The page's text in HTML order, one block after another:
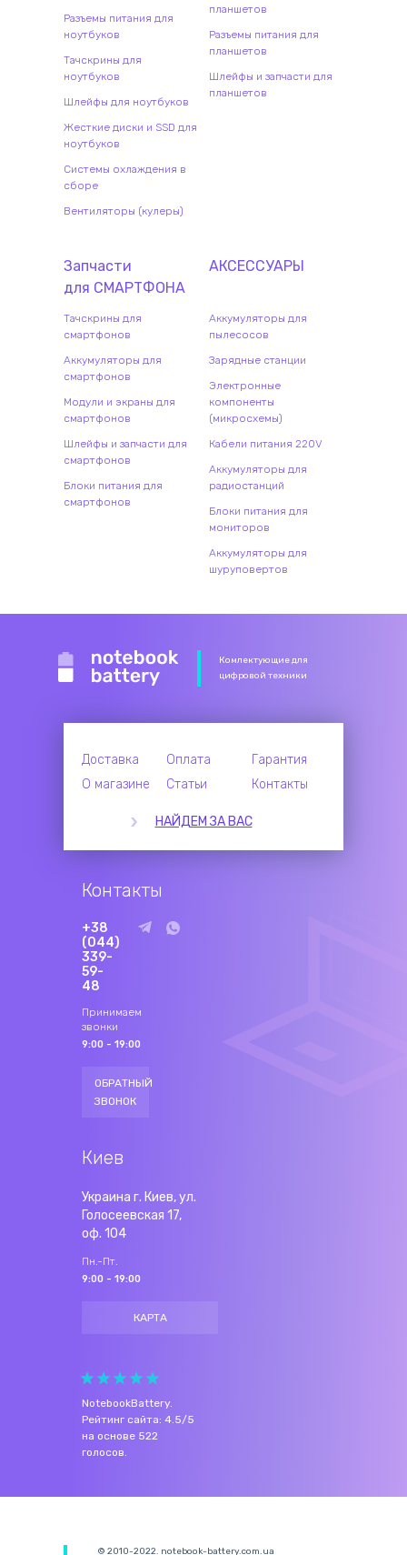
Разъемы питания для
ноутбуков
Тачскрины для
ноутбуков
Шлейфы для ноутбуков
Жесткие диски и SSD для
ноутбуков
Системы охлаждения в
сборе
Вентиляторы (кулеры)
планшетов
Разъемы питания для
планшетов
Шлейфы и запчасти для
планшетов
Запчасти
для СМАРТФОНА
Тачскрины для
смартфонов
Аккумуляторы для
смартфонов
Модули и экраны для
смартфонов
Шлейфы и запчасти для
смартфонов
Блоки питания для
смартфонов
АКСЕССУАРЫ
Аккумуляторы для
пылесосов
Зарядные станции
Электронные
компоненты
(микросхемы)
Кабели питания 220V
Аккумуляторы для
радиостанций
Блоки питания для
мониторов
Аккумуляторы для
шуруповертов
Комлектующие для
цифровой техники
Доставка Оплата
Гарантия
О магазине
Статьи Контакты
НАЙДЕМ ЗА ВАС
Контакты
+38
(044)
339-
59-
48
Принимаем
звонки
9:00 - 19:00
ОБРАТНЫЙ
ЗВОНОК
Киев
Украина г. Киев, ул.
Голосеевская 17,
оф. 104
Пн.-Пт.
9:00 - 19:00
КАРТА
NotebookBattery.
Рейтинг сайта: 4.5/5
на основе 522
голосов.
© 2010-2022. notebook-battery.com.ua